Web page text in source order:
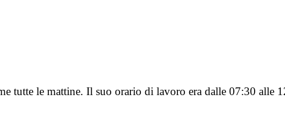
tutte le mattine. Il suo orario di lavoro era dalle 07:30 alle